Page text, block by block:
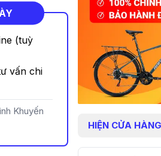
(tuỳ
vấn chi
Khuyến
HIỆN CỬA